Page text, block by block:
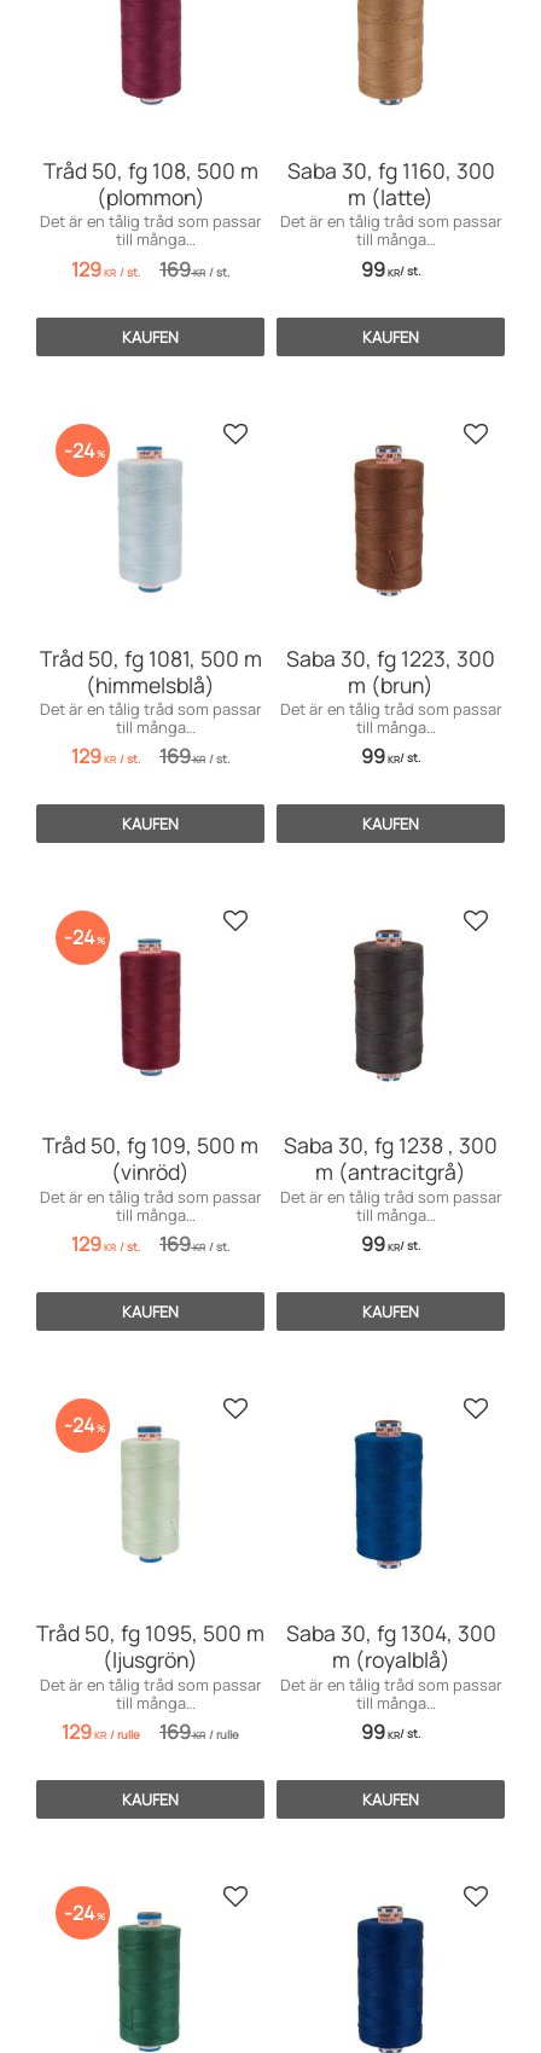
Tråd 50, fg 108, 500 m
(plommon)
Det är en tålig tråd som passar
till många
användningsområden inom
möbelsömnad men även för
129KR /st. 169KR /st.
KAUFEN
Saba 30, fg 1160, 300
m (latte)
Det är en tålig tråd som passar
till många
användningsområden främst
till markiser, kapell, möbler och
99KR/st.
KAUFEN
Tråd 50, fg 1081, 500 m
(himmelsblå)
Det är en tålig tråd som passar
till många
användningsområden inom
möbelsömnad men även för
129KR /st. 169KR /st.
24% Zu Favoriten hinzufügen
KAUFEN
Saba 30, fg 1223, 300
m (brun)
Det är en tålig tråd som passar
till många
användningsområden främst
till markiser, kapell, möbler och
effektsömnad.
99KR/st.
Zu
KAUFEN
Tråd 50, fg 109, 500 m
(vinröd)
Det är en tålig tråd som passar
till många
användningsområden inom
möbelsömnad men även för
129KR /st. 169KR /st.
24% Zu Favoriten hinzufügen
KAUFEN
Saba 30, fg 1238 , 300
m (antracitgrå)
Det är en tålig tråd som passar
till många
användningsområden främst
till markiser, kapell, möbler och
effektsömnad.
99KR/st.
Zu
KAUFEN
Tråd 50, fg 1095, 500 m
(ljusgrön)
Det är en tålig tråd som passar
till många
användningsområden inom
möbelsömnad men även för
129KR /rulle 169KR /rulle
24% Zu Favoriten hinzufügen
KAUFEN
Saba 30, fg 1304, 300
m (royalblå)
Det är en tålig tråd som passar
till många
användningsområden främst
till markiser, kapell, möbler och
99KR/st.
Zu
KAUFEN
24% Zu Favoriten hinzufügen Zu